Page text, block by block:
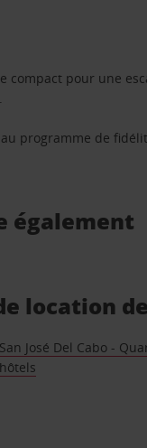
compact pour une
au programme de
également
location
San José Del Cabo -
hôtels